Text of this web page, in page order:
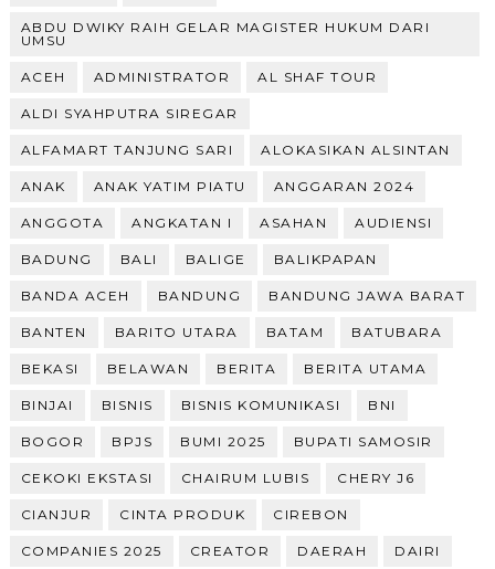
ABDU DWIKY RAIH GELAR MAGISTER HUKUM DARI
UMSU
ACEH ADMINISTRATOR AL SHAF TOUR
ALDI SYAHPUTRA SIREGAR
ALFAMART TANJUNG SARI ALOKASIKAN ALSINTAN
ANAK ANAK YATIM PIATU ANGGARAN 2024
ANGGOTA ANGKATAN I ASAHAN AUDIENSI
BADUNG BALI BALIGE BALIKPAPAN
BANDA ACEH BANDUNG BANDUNG JAWA BARAT
BANTEN BARITO UTARA BATAM BATUBARA
BEKASI BELAWAN BERITA BERITA UTAMA
BINJAI BISNIS BISNIS KOMUNIKASI BNI
BOGOR BPJS BUMI 2025 BUPATI SAMOSIR
CEKOKI EKSTASI CHAIRUM LUBIS CHERY J6
CIANJUR CINTA PRODUK CIREBON
COMPANIES 2025 CREATOR DAERAH DAIRI